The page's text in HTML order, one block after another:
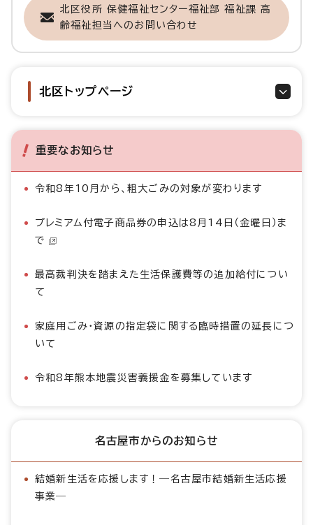
北区役所 保健福祉センター福祉部 福祉課 高
齢福祉担当へのお問い合わせ
北区トップページ
重要なお知らせ
令和8年10月から、粗大ごみの対象が変わります
プレミアム付電子商品券の申込は8月14日（金曜日）ま
で
最高裁判決を踏まえた生活保護費等の追加給付につい
て
家庭用ごみ・資源の指定袋に関する臨時措置の延長につ
いて
令和8年熊本地震災害義援金を募集しています
名古屋市からのお知らせ
結婚新生活を応援します！―名古屋市結婚新生活応援
事業―